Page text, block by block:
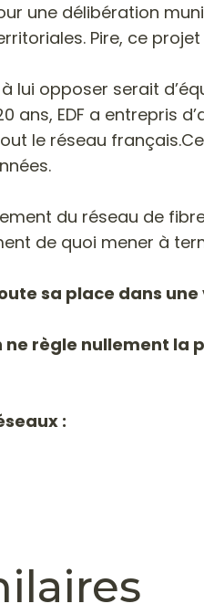
une délibération
Pire, ce
lui opposer serait
ans, EDF a entrepris
le réseau
du réseau de
de quoi mener à
sa place dans
règle nullement la
: